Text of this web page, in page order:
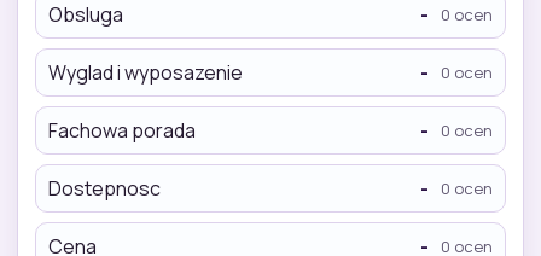
Obsluga - 0 ocen
Wyglad i wyposazenie - 0 ocen
Fachowa porada - 0 ocen
Dostepnosc - 0 ocen
Cena - 0 ocen